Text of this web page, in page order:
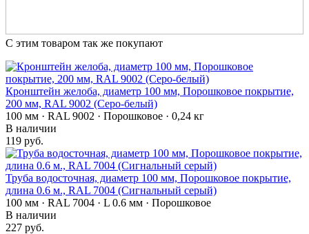
С этим товаром так же покупают
Кронштейн желоба, диаметр 100 мм, Порошковое покрытие,
200 мм, RAL 9002 (Серо-белый)
100 мм · RAL 9002 · Порошковое · 0,24 кг
В наличии
119 руб.
Труба водосточная, диаметр 100 мм, Порошковое покрытие,
длина 0.6 м., RAL 7004 (Сигнальный серый)
100 мм · RAL 7004 · L 0.6 мм · Порошковое
В наличии
227 руб.